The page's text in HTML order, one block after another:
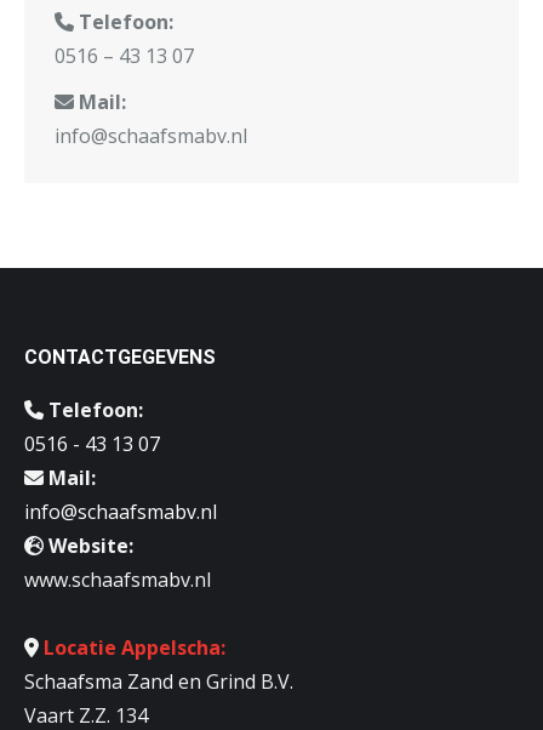
Telefoon:
0516 – 43 13 07
Mail:
info@schaafsmabv.nl
CONTACTGEGEVENS
Telefoon:
0516 - 43 13 07
Mail:
info@schaafsmabv.nl
Website:
www.schaafsmabv.nl
Locatie Appelscha:
Schaafsma Zand en Grind B.V.
Vaart Z.Z. 134